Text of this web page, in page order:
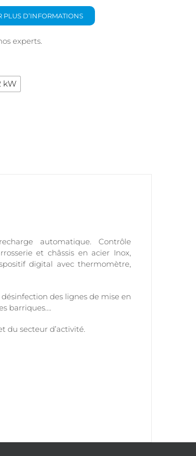
PLUS D’INFORMATIONS
experts.
kW
automatique. Contrôle
et châssis en acier Inox,
digital avec thermomètre,
des lignes de mise en
barriques….
du secteur d’activité.